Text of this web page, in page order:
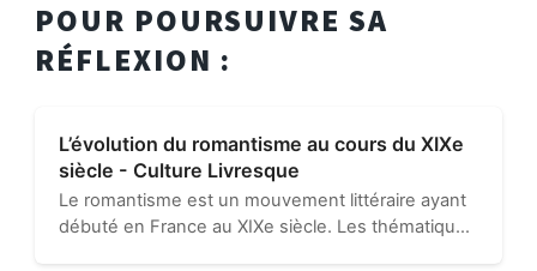
POUR POURSUIVRE SA
RÉFLEXION :
L’évolution du romantisme au cours du XIXe
siècle - Culture Livresque
Le romantisme est un mouvement littéraire ayant
débuté en France au XIXe siècle. Les thématiques